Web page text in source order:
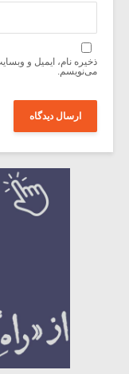
ذخیره نام، ایمیل و
می‌نویسم.